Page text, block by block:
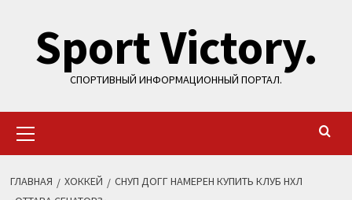
содержимому
Sport Victory.
СПОРТИВНЫЙ ИНФОРМАЦИОННЫЙ ПОРТАЛ.
меню
ГЛАВНАЯ ХОККЕЙ
СНУП ДОГГ НАМЕРЕН КУПИТЬ КЛУБ НХЛ